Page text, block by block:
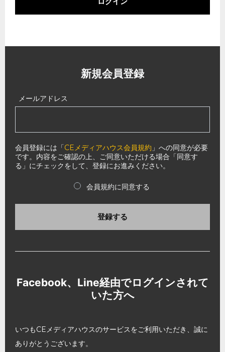
新規会員登録
メールアドレス
会員登録には「CEメディアハウス会員規約 」への同意が必要
です。内容をご確認の上、ご同意いただける場合「同意す
る」にチェックをして、登録にお進みください。
会員規約に同意する
登録する
Facebook、Line経由でログインされて
いた方へ
いつもCEメディアハウスのサービスをご利用いただき、誠に
ありがとうございます。